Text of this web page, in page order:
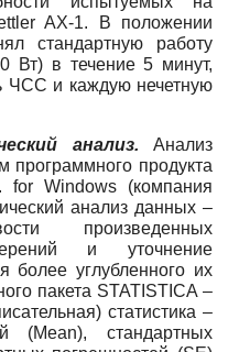
AX-1. В положении
стандартную работу
Вт) в течение 5 минут,
ЧСС и каждую нечетную
анализ. Анализ
программного продукта
for Windows (компания
анализ данных –
произведенных
и уточнение
более углубленного их
пакета STATISTICA –
статистика –
(Mean), стандартных